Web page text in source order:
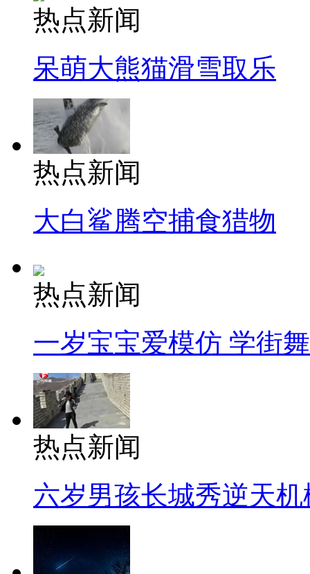
热点新闻
呆萌大熊猫滑雪取乐
热点新闻
大白鲨腾空捕食猎物
热点新闻
一岁宝宝爱模仿 学街
热点新闻
六岁男孩长城秀逆天机